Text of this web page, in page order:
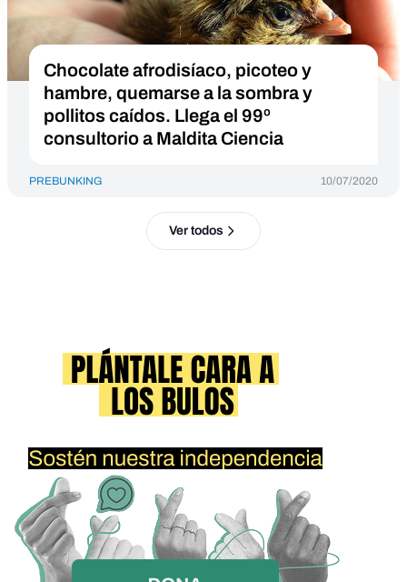
Chocolate afrodisíaco, picoteo y
hambre, quemarse a la sombra y
pollitos caídos. Llega el 99º
consultorio a Maldita Ciencia
PREBUNKING 10/07/2020
Ver todos